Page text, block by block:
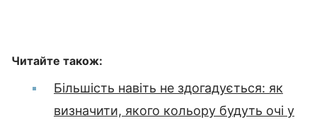
Читайте також:
Більшість навіть не здогадується: як
визначити, якого кольору будуть очі у